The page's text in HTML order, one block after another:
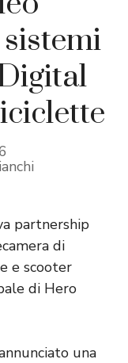
partnership
di
e scooter
di Hero
una